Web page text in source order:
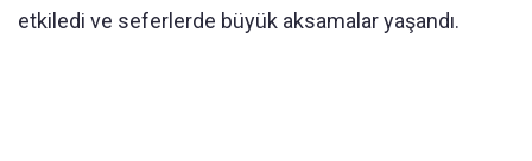
etkiledi ve seferlerde büyük aksamalar yaşandı.